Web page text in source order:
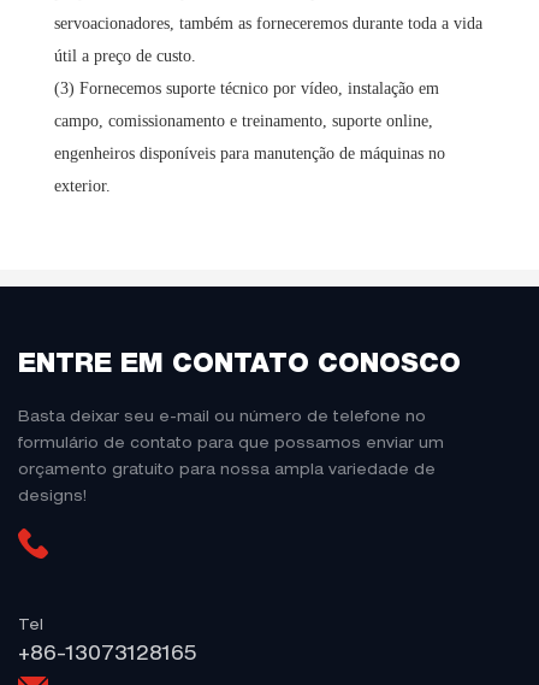
servoacionadores, também as forneceremos durante toda a vida
útil a preço de custo.
(3) Fornecemos suporte técnico por vídeo, instalação em
campo, comissionamento e treinamento, suporte online,
engenheiros disponíveis para manutenção de máquinas no
exterior.
ENTRE EM CONTATO CONOSCO
Basta deixar seu e-mail ou número de telefone no
formulário de contato para que possamos enviar um
orçamento gratuito para nossa ampla variedade de
designs!
Tel
+86-13073128165